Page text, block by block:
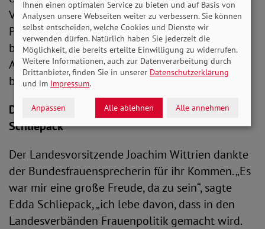
Vorhaben wie das Braunschweiger Schulranzen-
Projekt sowie die Nähaktion von Herzkissen für
brustamputierte Krebspatientinnen.
Abschließend gab sie Tipps zum Auftreten
bei Vorträgen und gegenüber der Presse.
Dank an die Bundesfrauensprecherin Edda
Schliepack
Der Landesvorsitzende Joachim Wittrien dankte
der Bundesfrauensprecherin für ihr Kommen. „Es
war mir eine große Freude, da zu sein“, sagte
Edda Schliepack, „ich lebe davon, dass in den
Landesverbänden Frauenpolitik gemacht wird.
Ihnen einen optimalen Service zu bieten und auf Basis von
Analysen unsere Webseiten weiter zu verbessern. Sie können
selbst entscheiden, welche Cookies und Dienste wir
verwenden dürfen. Natürlich haben Sie jederzeit die
Möglichkeit, die bereits erteilte Einwilligung zu widerrufen.
Weitere Informationen, auch zur Datenverarbeitung durch
Drittanbieter, finden Sie in unserer Datenschutzerklärung
und im Impressum.
Anpassen Alle ablehnen Alle annehmen